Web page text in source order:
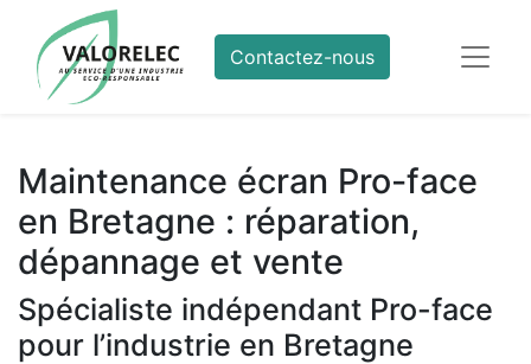
Contactez-nous
Maintenance écran Pro-face
en Bretagne : réparation,
dépannage et vente
Spécialiste indépendant Pro-face
pour l’industrie en Bretagne